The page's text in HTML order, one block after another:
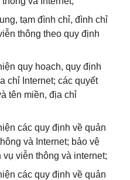
tạm đình chỉ, đình chỉ
thông theo quy định
quy hoạch, quy định
chỉ Internet; các quyết
tên miền, địa chỉ
các quy định về quản
và Internet; bảo vệ
viễn thông và internet;
các quy định về quản